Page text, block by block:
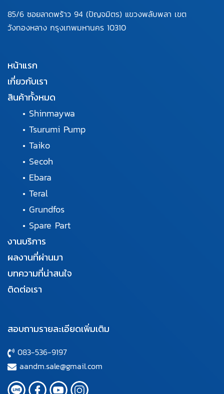
85/6 ซอยลาดพร้าว 94 (ปัญจมิตร) แขวงพลับพลา เขต
วังทองหลาง กรุงเทพมหานคร 10310
หน้าแรก
เกี่ยวกับเรา
สินค้าทั้งหมด
• Shinmaywa
• Tsurumi Pump
• Taiko
• Secoh
• Ebara
• Teral
• Grundfos
• Spare Part
งานบริการ
ผลงานที่ผ่านมา
บทความที่น่าสนใจ
ติดต่อเรา
สอบถามรายละเอียดเพิ่มเติม
083-536-9197
aandm.sale@gmail.com